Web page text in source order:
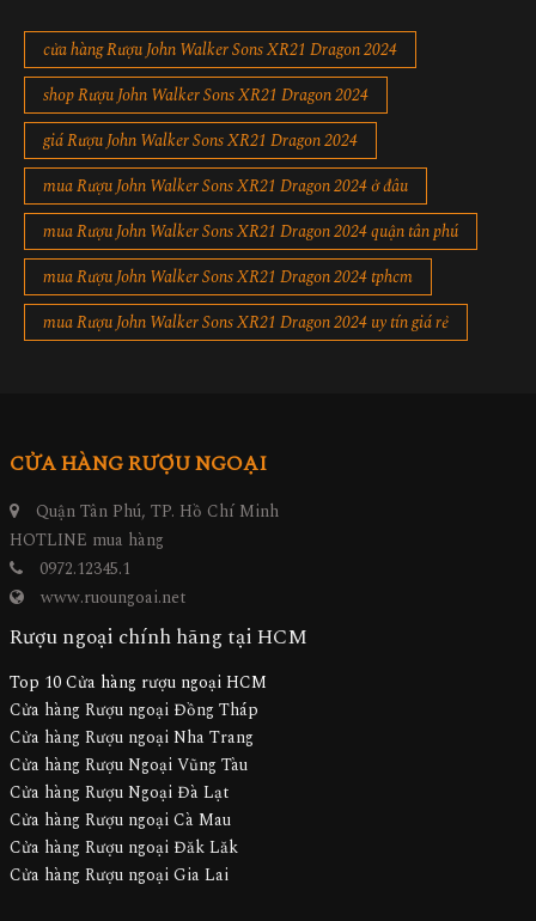
cửa hàng Rượu John Walker Sons XR21 Dragon 2024
shop Rượu John Walker Sons XR21 Dragon 2024
giá Rượu John Walker Sons XR21 Dragon 2024
mua Rượu John Walker Sons XR21 Dragon 2024 ở đâu
mua Rượu John Walker Sons XR21 Dragon 2024 quận tân phú
mua Rượu John Walker Sons XR21 Dragon 2024 tphcm
mua Rượu John Walker Sons XR21 Dragon 2024 uy tín giá rẻ
CỬA HÀNG RƯỢU NGOẠI
Quận Tân Phú, TP. Hồ Chí Minh
HOTLINE mua hàng
0972.12345.1
www.ruoungoai.net
Rượu ngoại chính hãng tại HCM
Top 10 Cửa hàng rượu ngoại HCM
Cửa hàng Rượu ngoại Đồng Tháp
Cửa hàng Rượu ngoại Nha Trang
Cửa hàng Rượu Ngoại Vũng Tàu
Cửa hàng Rượu Ngoại Đà Lạt
Cửa hàng Rượu ngoại Cà Mau
Cửa hàng Rượu ngoại Đăk Lăk
Cửa hàng Rượu ngoại Gia Lai